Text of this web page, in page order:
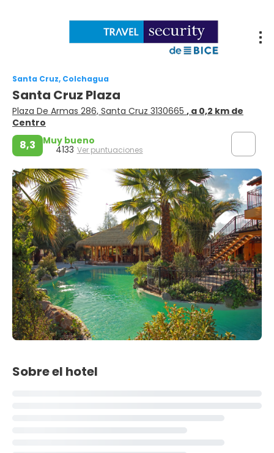
Santa Cruz, Colchagua
Santa Cruz Plaza
Plaza De Armas 286, Santa Cruz 3130665 , a 0,2 km de
Centro
8,3 Muy bueno
4133 Ver puntuaciones
Sobre el hotel